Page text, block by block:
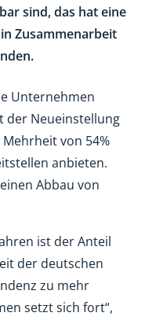
sind, das hat eine
Zusammenarbeit
Unternehmen
der Neueinstellung
von 54%
anbieten.
Abbau von
ist der Anteil
der deutschen
zu mehr
setzt sich fort“,